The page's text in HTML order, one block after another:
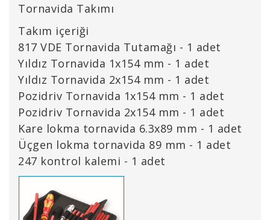
Tornavida Takımı
Takım içeriği
817 VDE Tornavida Tutamağı - 1 adet
Yıldız Tornavida 1x154 mm - 1 adet
Yıldız Tornavida 2x154 mm - 1 adet
Pozidriv Tornavida 1x154 mm - 1 adet
Pozidriv Tornavida 2x154 mm - 1 adet
Kare lokma tornavida 6.3x89 mm - 1 adet
Üçgen lokma tornavida 89 mm - 1 adet
247 kontrol kalemi - 1 adet